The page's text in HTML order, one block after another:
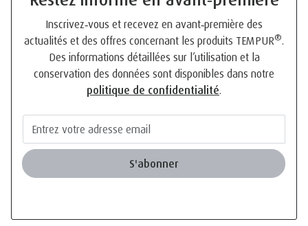
Inscrivez‑vous et recevez en avant‑première des
actualités et des offres concernant les produits TEMPUR®.
Des informations détaillées sur l’utilisation et la
conservation des données sont disponibles dans notre
politique de confidentialité.
S'abonner